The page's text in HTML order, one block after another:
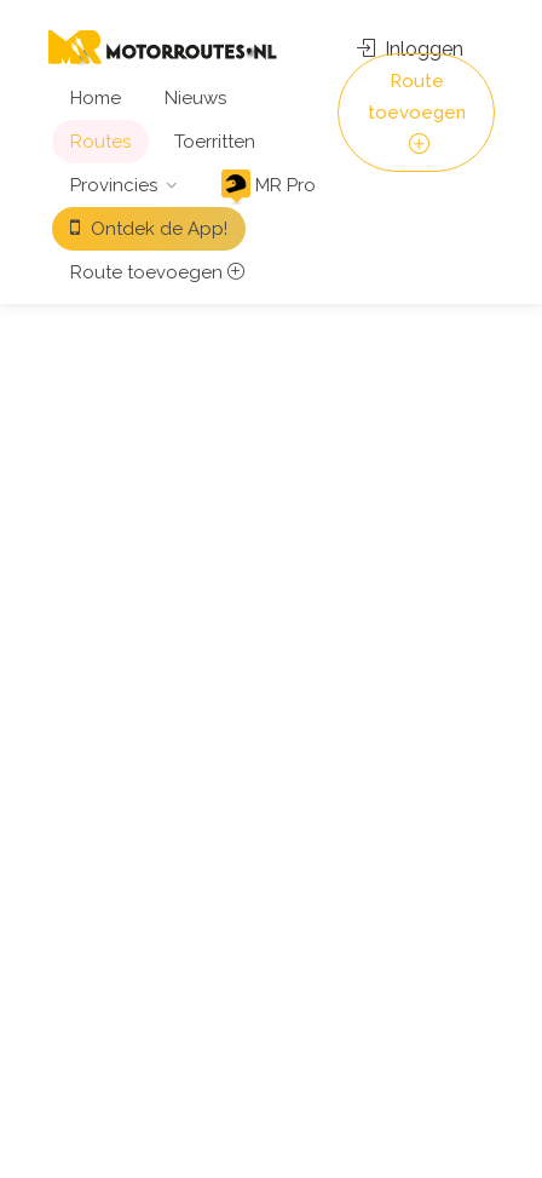
Home
Nieuws
Routes
Toerritten
Provincies
MR Pro
Ontdek de App!
Route toevoegen
Inloggen
Route
toevoegen